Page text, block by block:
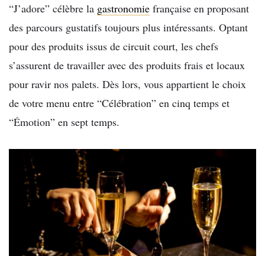
“J’adore” célèbre la gastronomie française en proposant
des parcours gustatifs toujours plus intéressants. Optant
pour des produits issus de circuit court, les chefs
s’assurent de travailler avec des produits frais et locaux
pour ravir nos palets. Dès lors, vous appartient le choix
de votre menu entre “Célébration” en cinq temps et
“Émotion” en sept temps.